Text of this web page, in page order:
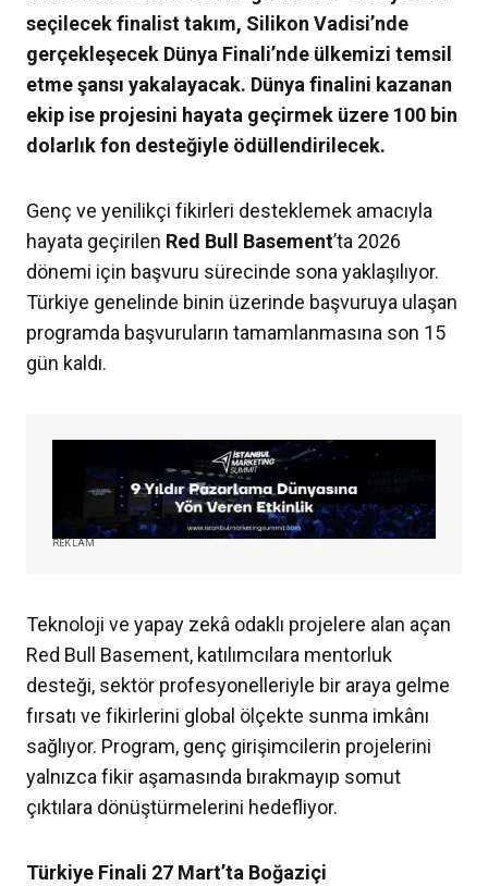
seçilecek finalist takım, Silikon Vadisi’nde
gerçekleşecek Dünya Finali’nde ülkemizi temsil
etme şansı yakalayacak. Dünya finalini kazanan
ekip ise projesini hayata geçirmek üzere 100 bin
dolarlık fon desteğiyle ödüllendirilecek.
Genç ve yenilikçi fikirleri desteklemek amacıyla
hayata geçirilen Red Bull Basement’ta 2026
dönemi için başvuru sürecinde sona yaklaşılıyor.
Türkiye genelinde binin üzerinde başvuruya ulaşan
programda başvuruların tamamlanmasına son 15
gün kaldı.
REKLAM
Teknoloji ve yapay zekâ odaklı projelere alan açan
Red Bull Basement, katılımcılara mentorluk
desteği, sektör profesyonelleriyle bir araya gelme
fırsatı ve fikirlerini global ölçekte sunma imkânı
sağlıyor. Program, genç girişimcilerin projelerini
yalnızca fikir aşamasında bırakmayıp somut
çıktılara dönüştürmelerini hedefliyor.
Türkiye Finali 27 Mart’ta Boğaziçi